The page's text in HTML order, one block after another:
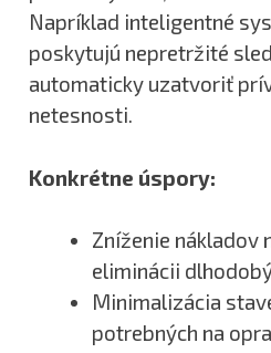
Napríklad inteligentné
poskytujú nepretržité
automaticky uzatvoriť
netesnosti.
Konkrétne úspory:
Zníženie nákladov
eliminácii
Minimalizácia
potrebných na